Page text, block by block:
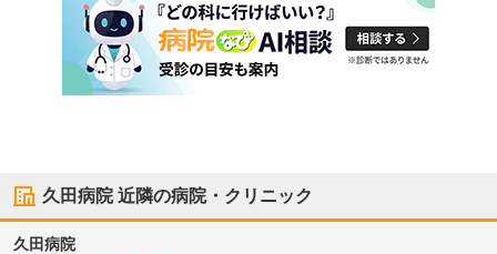
久田病院近隣の病院・クリニック
久田病院